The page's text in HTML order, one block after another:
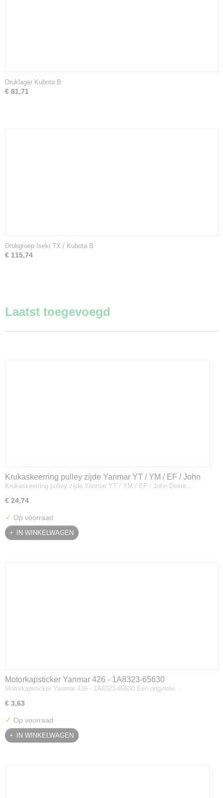
Druklager Kubota B
€ 81,71
Drukgroep Iseki TX / Kubota B
€ 115,74
Laatst toegevoegd
Krukaskeerring pulley zijde Yanmar YT / YM / EF / John
Deere - 119934-01800
Krukaskeerring pulley zijde Yanmar YT / YM / EF / John Deere…
€ 24,74
✓ Op voorraad
IN WINKELWAGEN
Motorkapsticker Yanmar 426 - 1A8323-65630
Motorkapsticker Yanmar 426 - 1A8323-65630 Een originele…
€ 3,63
✓ Op voorraad
IN WINKELWAGEN